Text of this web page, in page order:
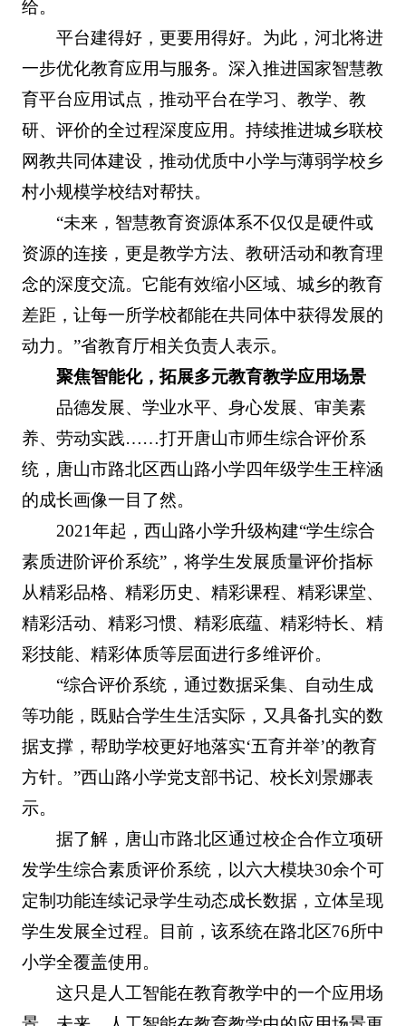
给。
平台建得好，更要用得好。为此，河北将进
一步优化教育应用与服务。深入推进国家智慧教
育平台应用试点，推动平台在学习、教学、教
研、评价的全过程深度应用。持续推进城乡联校
网教共同体建设，推动优质中小学与薄弱学校乡
村小规模学校结对帮扶。
“未来，智慧教育资源体系不仅仅是硬件或
资源的连接，更是教学方法、教研活动和教育理
念的深度交流。它能有效缩小区域、城乡的教育
差距，让每一所学校都能在共同体中获得发展的
动力。”省教育厅相关负责人表示。
聚焦智能化，拓展多元教育教学应用场景
品德发展、学业水平、身心发展、审美素
养、劳动实践……打开唐山市师生综合评价系
统，唐山市路北区西山路小学四年级学生王梓涵
的成长画像一目了然。
2021年起，西山路小学升级构建“学生综合
素质进阶评价系统”，将学生发展质量评价指标
从精彩品格、精彩历史、精彩课程、精彩课堂、
精彩活动、精彩习惯、精彩底蕴、精彩特长、精
彩技能、精彩体质等层面进行多维评价。
“综合评价系统，通过数据采集、自动生成
等功能，既贴合学生生活实际，又具备扎实的数
据支撑，帮助学校更好地落实‘五育并举’的教育
方针。”西山路小学党支部书记、校长刘景娜表
示。
据了解，唐山市路北区通过校企合作立项研
发学生综合素质评价系统，以六大模块30余个可
定制功能连续记录学生动态成长数据，立体呈现
学生发展全过程。目前，该系统在路北区76所中
小学全覆盖使用。
这只是人工智能在教育教学中的一个应用场